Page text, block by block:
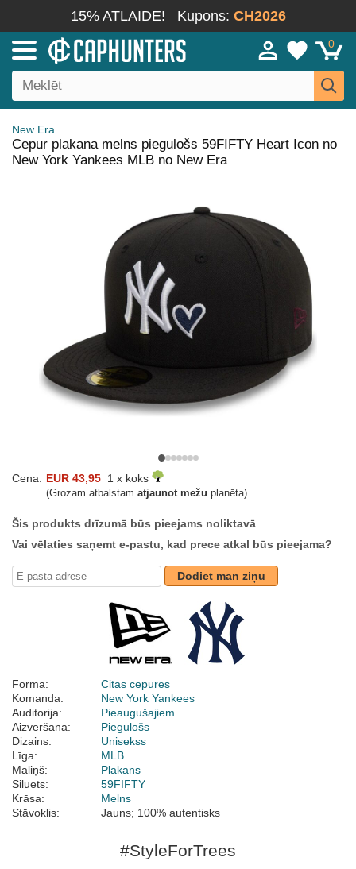
15% ATLAIDE! Kupons: CH2026
0
New Era
Cepur plakana melns piegulošs 59FIFTY Heart Icon no
New York Yankees MLB no New Era
Cena: EUR 43,95 1 x koks
(Grozam atbalstam atjaunot mežu planēta)
Šis produkts drīzumā būs pieejams noliktavā
Vai vēlaties saņemt e-pastu, kad prece atkal būs pieejama?
Dodiet man ziņu
Forma:
Citas cepures
Komanda:
New York Yankees
Auditorija:
Pieaugušajiem
Aizvēršana:
Piegulošs
Dizains:
Unisekss
Līga:
MLB
Maliņš:
Plakans
Siluets:
59FIFTY
Krāsa:
Melns
Stāvoklis:
Jauns; 100% autentisks
#StyleForTrees